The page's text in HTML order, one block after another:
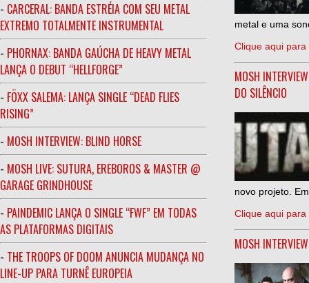
- CARCERAL: BANDA ESTRÉIA COM SEU METAL
EXTREMO TOTALMENTE INSTRUMENTAL
- PHORNAX: BANDA GAÚCHA DE HEAVY METAL
LANÇA O DEBUT “HELLFORGE”
- FÖXX SALEMA: LANÇA SINGLE “DEAD FLIES
RISING”
- MOSH INTERVIEW: BLIND HORSE
- MOSH LIVE: SUTURA, EREBOROS & MASTER @
GARAGE GRINDHOUSE
- PAINDEMIC LANÇA O SINGLE “FWF” EM TODAS
AS PLATAFORMAS DIGITAIS
- THE TROOPS OF DOOM ANUNCIA MUDANÇA NO
LINE-UP PARA TURNÊ EUROPEIA
metal e uma
Clique aqui para
MOSH
DO SILÊNCIO
novo projeto.
Clique aqui para
MOSH